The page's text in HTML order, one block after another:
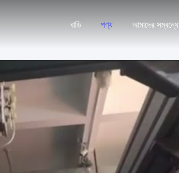
বাড়ি পণ্য আমাদের সম্বন্ধে